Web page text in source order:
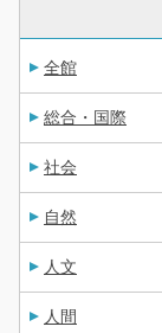
全館
総合・国際
社会
自然
人文
人間